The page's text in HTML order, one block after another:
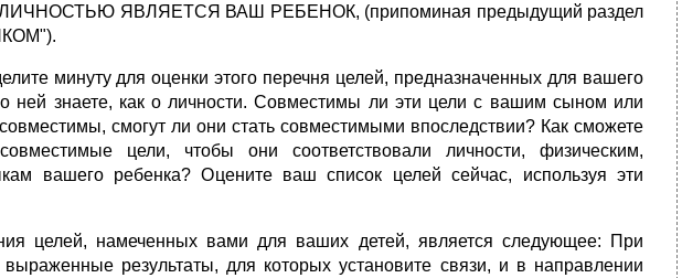
ЛИЧНОСТЬЮ ЯВЛЯЕТСЯ ВАШ РЕБЕНОК, (припоминая предыдущий раздел
минуту для оценки этого перечня целей, предназначенных для вашего
ней знаете, как о личности. Совместимы ли эти цели с вашим сыном или
смогут ли они стать совместимыми впоследствии? Как сможете
цели, чтобы они соответствовали личности, физическим,
вашего ребенка? Оцените ваш список целей сейчас, используя эти
целей, намеченных вами для ваших детей, является следующее: При
результаты, для которых установите связи, и в направлении